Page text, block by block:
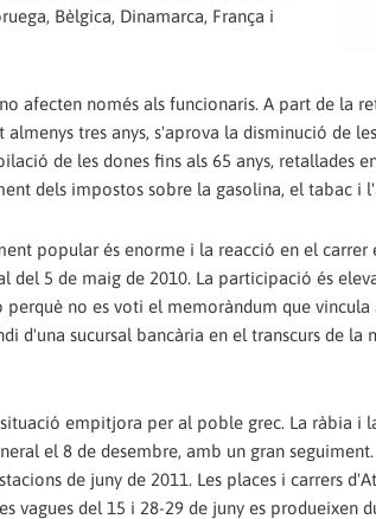
Bèlgica, Dinamarca, França i
afecten només als funcionaris. A part de la
almenys tres anys, s'aprova la disminució de
de les dones fins als 65 anys, retallades
dels impostos sobre la gasolina, el tabac
popular és enorme i la reacció en el
del 5 de maig de 2010. La participació és
no es voti el memoràndum que
d'una sucursal bancària en el transcurs de
empitjora per al poble grec. La ràbia i
el 8 de desembre, amb un gran
de juny de 2011. Les places i carrers
vagues del 15 i 28-29 de juny es produeixen